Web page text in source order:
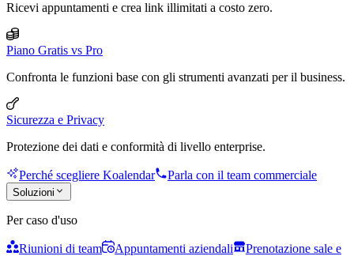
Ricevi appuntamenti e crea link illimitati a costo zero.
Piano Gratis vs Pro
Confronta le funzioni base con gli strumenti avanzati per il business.
Sicurezza e Privacy
Protezione dei dati e conformità di livello enterprise.
Perché scegliere Koalendar Parla con il team commerciale
Soluzioni
Per caso d'uso
Riunioni di team Appuntamenti aziendali
Prenotazione sale e